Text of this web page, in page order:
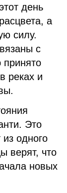
день
а
силу.
с
реках и
Это
одного
верят, что
новых